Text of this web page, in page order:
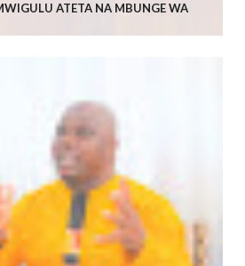
ATETA NA MBUNGE WA